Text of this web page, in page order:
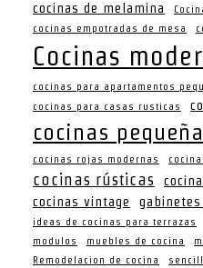
cocinas de melamina
cocinas empotradas de mesa
Cocinas
cocinas para apartamentos
cocinas para casas rusticas
cocinas
cocinas rojas modernas
cocinas rústicas
cocinas vintage
gabinetes
ideas de cocinas para terrazas
modulos
muebles de cocina
Remodelacion de cocina